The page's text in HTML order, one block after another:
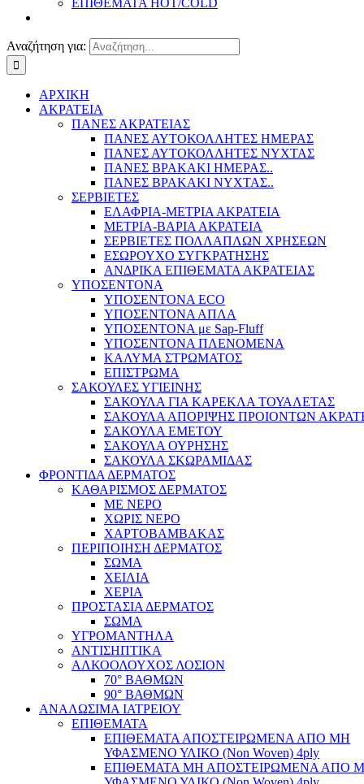
ΕΠΙΘΕΜΑΤΑ HOT/COLD
Αναζήτηση για:
ΑΡΧΙΚΗ
ΑΚΡΑΤΕΙΑ
ΠΑΝΕΣ ΑΚΡΑΤΕΙΑΣ
ΠΑΝΕΣ ΑΥΤΟΚΟΛΛΗΤΕΣ ΗΜΕΡΑΣ
ΠΑΝΕΣ ΑΥΤΟΚΟΛΛΗΤΕΣ ΝΥΧΤΑΣ
ΠΑΝΕΣ ΒΡΑΚΑΚΙ ΗΜΕΡΑΣ..
ΠΑΝΕΣ ΒΡΑΚΑΚΙ ΝΥΧΤΑΣ..
ΣΕΡΒΙΕΤΕΣ
ΕΛΑΦΡΙΑ-ΜΕΤΡΙΑ ΑΚΡΑΤΕΙΑ
ΜΕΤΡΙΑ-ΒΑΡΙΑ ΑΚΡΑΤΕΙΑ
ΣΕΡΒΙΕΤΕΣ ΠΟΛΛΑΠΛΩΝ ΧΡΗΣΕΩΝ
ΕΣΩΡΟΥΧΟ ΣΥΓΚΡΑΤΗΣΗΣ
ΑΝΔΡΙΚΑ ΕΠΙΘΕΜΑΤΑ ΑΚΡΑΤΕΙΑΣ
ΥΠΟΣΕΝΤΟΝΑ
ΥΠΟΣΕΝΤΟΝΑ ECO
ΥΠΟΣΕΝΤΟΝΑ ΑΠΛΑ
ΥΠΟΣΕΝΤΟΝΑ με Sap-Fluff
ΥΠΟΣΕΝΤΟΝΑ ΠΛΕΝΟΜΕΝΑ
ΚΑΛΥΜΑ ΣΤΡΩΜΑΤΟΣ
ΕΠΙΣΤΡΩΜΑ
ΣΑΚΟΥΛΕΣ ΥΓΙΕΙΝΗΣ
ΣΑΚΟΥΛΑ ΓΙΑ ΚΑΡΕΚΛΑ ΤΟΥΑΛΕΤΑΣ
ΣΑΚΟΥΛΑ ΑΠΟΡΙΨΗΣ ΠΡΟΙΟΝΤΩΝ
ΣΑΚΟΥΛΑ ΕΜΕΤΟΥ
ΣΑΚΟΥΛΑ ΟΥΡΗΣΗΣ
ΣΑΚΟΥΛΑ ΣΚΩΡΑΜΙΔΑΣ
ΦΡΟΝΤΙΔΑ ΔΕΡΜΑΤΟΣ
ΚΑΘΑΡΙΣΜΟΣ ΔΕΡΜΑΤΟΣ
ΜΕ ΝΕΡΟ
ΧΩΡΙΣ ΝΕΡΟ
ΧΑΡΤΟΒΑΜΒΑΚΑΣ
ΠΕΡΙΠΟΙΗΣΗ ΔΕΡΜΑΤΟΣ
ΣΩΜΑ
ΧΕΙΛΙΑ
ΧΕΡΙΑ
ΠΡΟΣΤΑΣΙΑ ΔΕΡΜΑΤΟΣ
ΣΩΜΑ
ΥΓΡΟΜΑΝΤΗΛΑ
ΑΝΤΙΣΗΠΤΙΚΑ
ΑΛΚΟΟΛΟΥΧΟΣ ΛΟΣΙΟΝ
70° ΒΑΘΜΩΝ
90° ΒΑΘΜΩΝ
ΑΝΑΛΩΣΙΜΑ ΙΑΤΡΕΙΟΥ
ΕΠΙΘΕΜΑΤΑ
ΕΠΙΘΕΜΑΤΑ ΑΠΟΣΤΕΙΡΩΜΕΝΑ ΑΠΟ ΜΗ
ΥΦΑΣΜΕΝΟ ΥΛΙΚΟ (Non Woven) 4ply
ΕΠΙΘΕΜΑΤΑ ΜΗ ΑΠΟΣΤΕΙΡΩΜΕΝΑ ΑΠΟ